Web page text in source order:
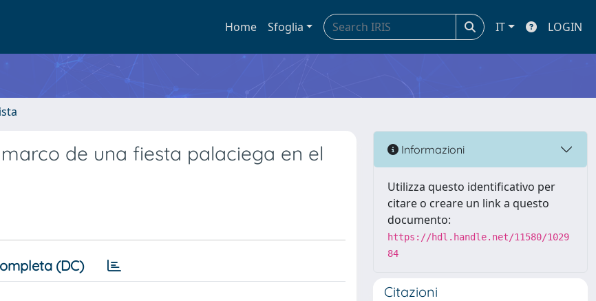
Home Sfoglia IT LOGIN
de una fiesta palaciega en el
(DC)
Informazioni
Utilizza questo identificativo per
citare o creare un link a questo
documento:
https://hdl.handle.net/11580/1029
84
Citazioni